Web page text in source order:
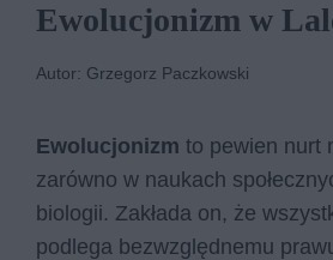
Ewolucjonizm w
Autor: Grzegorz Paczkowski
Ewolucjonizm to pewien nurt
zarówno w naukach
biologii. Zakłada on, że
podlega bezwzględnemu